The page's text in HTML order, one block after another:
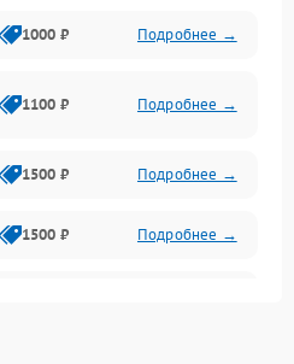
1000 ₽ Подробнее →
1100 ₽ Подробнее →
1500 ₽ Подробнее →
1500 ₽ Подробнее →